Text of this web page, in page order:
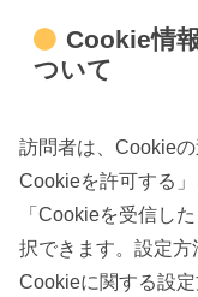
Cookie情
ついて
訪問者は、Cookie
Cookieを許可する
「Cookieを受信し
択できます。設定方
Cookieに関する設